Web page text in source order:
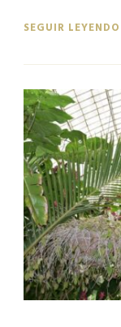
SEGUIR LEYENDO